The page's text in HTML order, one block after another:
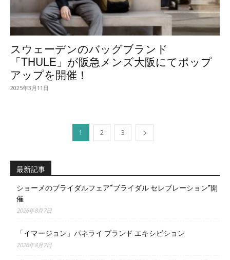
スウェーデンのバッグブランド
「THULE」が阪急メンズ大阪にてポップ
アップを開催！
2025年3月11日
1 2 3
最新記事
ショーメのブライダルフェア“ブライダル セレブレーション”開
催
2026年8月7日
「イマージョン」パネライ ブランド エキシビション
2026年8月7日